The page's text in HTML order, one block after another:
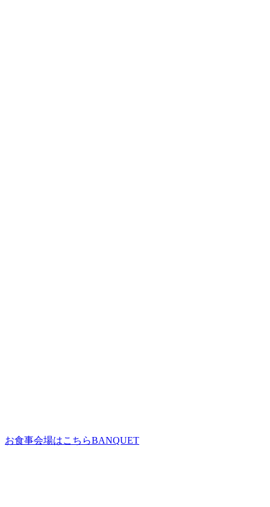
お食事会場はこちらBANQUET